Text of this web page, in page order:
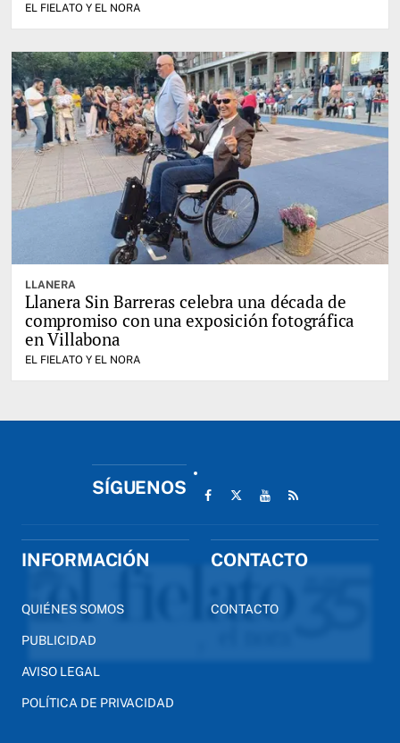
EL FIELATO Y EL NORA
LLANERA
Llanera Sin Barreras celebra una década de
compromiso con una exposición fotográfica
en Villabona
EL FIELATO Y EL NORA
SÍGUENOS
INFORMACIÓN
QUIÉNES SOMOS
PUBLICIDAD
AVISO LEGAL
POLÍTICA DE PRIVACIDAD
CONTACTO
CONTACTO